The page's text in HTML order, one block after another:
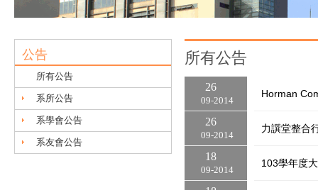
公告
所有公告
系所公告
系學會公告
系友會公告
所有公告
09 2014
26
Horman
09 2014
26
力譔堂整合
09 2014
18
103學年度